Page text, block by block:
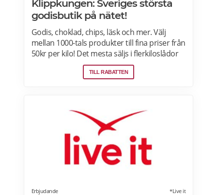
Klippkungen: Sveriges största
godisbutik på nätet!
Godis, choklad, chips, läsk och mer. Välj
mellan 1000-tals produkter till fina priser från
50kr per kilo! Det mesta säljs i flerkiloslådor
men det finns även förpackningar som
lämpar sig bra som presenter.
TILL RABATTEN
Erbjudande *Live it